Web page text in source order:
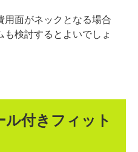
面がネックとなる場合
検討するとよいでしょ
付きフィット